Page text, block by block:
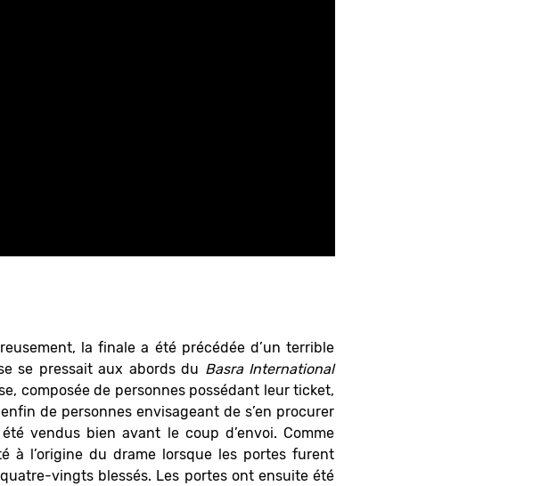
la finale a été précédée d’un terrible
se pressait aux abords du Basra International
composée de personnes possédant leur ticket,
de personnes envisageant de s’en procurer
vendus bien avant le coup d’envoi. Comme
à l’origine du drame lorsque les portes furent
vingts blessés. Les portes ont ensuite été